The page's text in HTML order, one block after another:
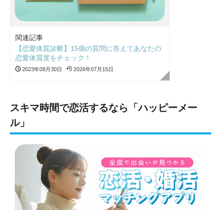
関連記事
【恋愛体質診断】15個の質問に答えてあなたの
恋愛体質度をチェック！
2023年09月30日 2026年07月15日
スキマ時間で恋活するなら「ハッピーメー
ル」